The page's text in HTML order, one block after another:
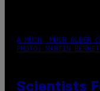
A MUCH, MUCH OLDER
PHOTO: MARTIN
Scientists